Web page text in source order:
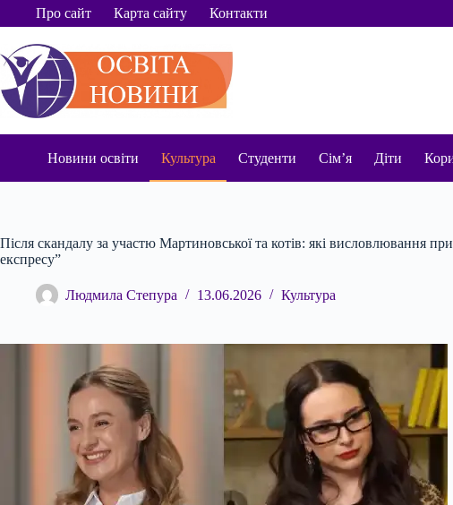
ПерейтиПро сайт Карта сайту Контакти
Новини освіти Культура Студенти Сім’я Діти
Після скандалу за участю Мартиновської та котів: які висловлювання
експресу”
Людмила Степура 13.06.2026 Культура